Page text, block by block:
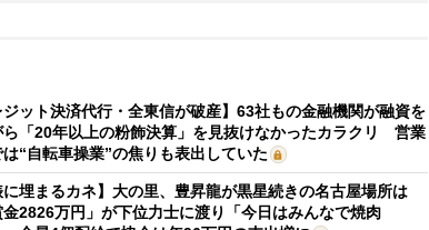
ジット決済代行・全東信が破産】63社もの金融機関が融資を
ら「20年以上の粉飾決算」を見抜けなかったカラクリ 営業
“自転車操業”の焦りも表出していた
に埋まるカネ】大の里、豊昇龍が黒星続きの名古屋場所は
金2826万円」が下位力士に渡り「今日はみんなで焼肉